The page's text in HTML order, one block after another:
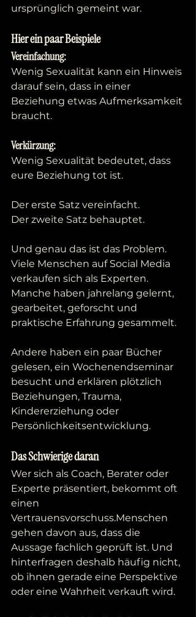
ursprünglich gemeint war.
Hier ein paar Beispiele
Vereinfachung:
Wenig Sexualität kann ein Hinweis
darauf sein, dass in einer
Beziehung etwas Aufmerksamkeit
braucht.
Verkürzung:
Wenig Sexualität bedeutet, dass
eure Beziehung tot ist.
Der erste Satz vereinfacht.
Der zweite Satz behauptet.
Und genau das ist das Problem.
Viele Menschen auf Social Media
verkaufen sich als Experten.
Manche haben jahrelang gelernt,
gearbeitet, geforscht und
praktische Erfahrung gesammelt.
Andere haben ein paar Bücher
gelesen, ein Wochenendseminar
besucht und erklären plötzlich
Beziehungen, Trauma,
Kindererziehung oder
Persönlichkeitsentwicklung.
Das Schwierige daran
Wer sich als Coach, Berater oder
Experte präsentiert, bekommt oft
einen
Vertrauensvorschuss.Menschen
gehen davon aus, dass die
Aussage fachlich geprüft ist. Und
hinterfragen deshalb häufig nicht,
ob ihnen gerade eine Perspektive
oder eine Wahrheit verkauft wird.